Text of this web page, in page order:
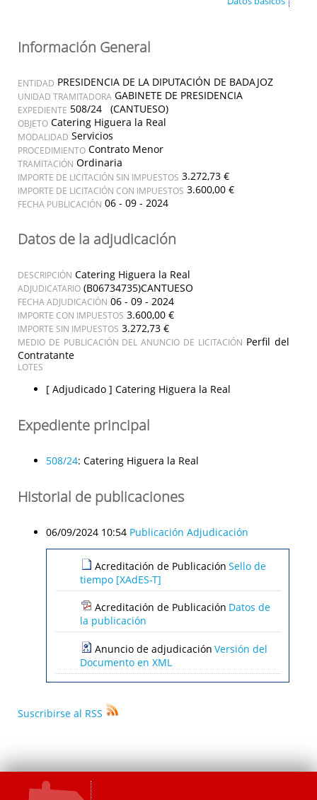
Información General
ENTIDAD PRESIDENCIA DE LA DIPUTACIÓN DE BADAJOZ
UNIDAD TRAMITADORA GABINETE DE PRESIDENCIA
EXPEDIENTE 508/24 (CANTUESO)
OBJETO Catering Higuera la Real
MODALIDAD Servicios
PROCEDIMIENTO Contrato Menor
TRAMITACIÓN Ordinaria
IMPORTE DE LICITACIÓN SIN IMPUESTOS 3.272,73 €
IMPORTE DE LICITACIÓN CON IMPUESTOS 3.600,00 €
FECHA PUBLICACIÓN 06 - 09 - 2024
Datos de la adjudicación
DESCRIPCIÓN Catering Higuera la Real
ADJUDICATARIO (B06734735)CANTUESO
FECHA ADJUDICACIÓN 06 - 09 - 2024
IMPORTE CON IMPUESTOS 3.600,00 €
IMPORTE SIN IMPUESTOS 3.272,73 €
MEDIO DE PUBLICACIÓN DEL ANUNCIO DE LICITACIÓN Perfil del
Contratante
LOTES
[ Adjudicado ] Catering Higuera la Real
Expediente principal
508/24: Catering Higuera la Real
Historial de publicaciones
06/09/2024 10:54 Publicación Adjudicación
Acreditación de Publicación Sello de
tiempo [XAdES-T]
Acreditación de Publicación Datos de
la publicación
Anuncio de adjudicación Versión del
Documento en XML
Suscribirse al RSS